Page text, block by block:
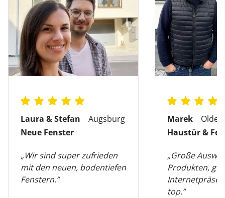
Laura & Stefan
Augsburg
Neue Fenster
„Wir sind super zufrieden
mit den neuen, bodentiefen
Fenstern.”
Marek
Haustür &
„Große
Produkten,
top.”